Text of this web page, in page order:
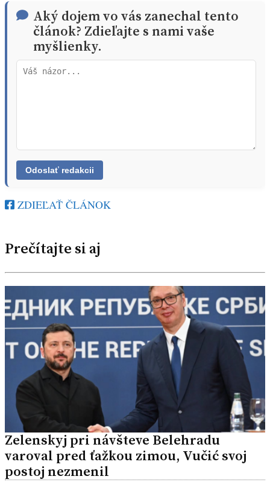
Aký dojem vo vás zanechal tento
článok? Zdieľajte s nami vaše
myšlienky.
ZDIEĽAŤ ČLÁNOK
Prečítajte si aj
Zelenskyj pri návšteve Belehradu
varoval pred ťažkou zimou, Vučić svoj
postoj nezmenil